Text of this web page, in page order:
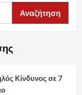
Κίνδυνος σε 7